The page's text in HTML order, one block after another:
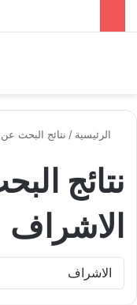
الرئيسية / نتائج البحث
نتائج
الاشراف